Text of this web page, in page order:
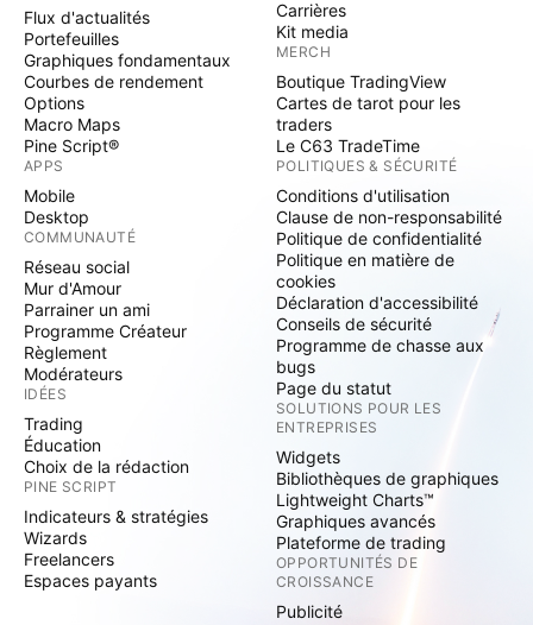
Flux d'actualités
Portefeuilles
Graphiques fondamentaux
Courbes de rendement
Options
Macro Maps
Pine Script®
APPS
Mobile
Desktop
COMMUNAUTÉ
Réseau social
Mur d'Amour
Parrainer un ami
Programme Créateur
Règlement
Modérateurs
IDÉES
Trading
Éducation
Choix de la rédaction
PINE SCRIPT
Indicateurs & stratégies
Wizards
Freelancers
Espaces payants
Carrières
Kit media
MERCH
Boutique TradingView
Cartes de tarot pour les
traders
Le C63 TradeTime
POLITIQUES & SÉCURITÉ
Conditions d'utilisation
Clause de non-responsabilité
Politique de confidentialité
Politique en matière de
cookies
Déclaration d'accessibilité
Conseils de sécurité
Programme de chasse aux
bugs
Page du statut
SOLUTIONS POUR LES
ENTREPRISES
Widgets
Bibliothèques de graphiques
Lightweight Charts™
Graphiques avancés
Plateforme de trading
OPPORTUNITÉS DE
CROISSANCE
Publicité